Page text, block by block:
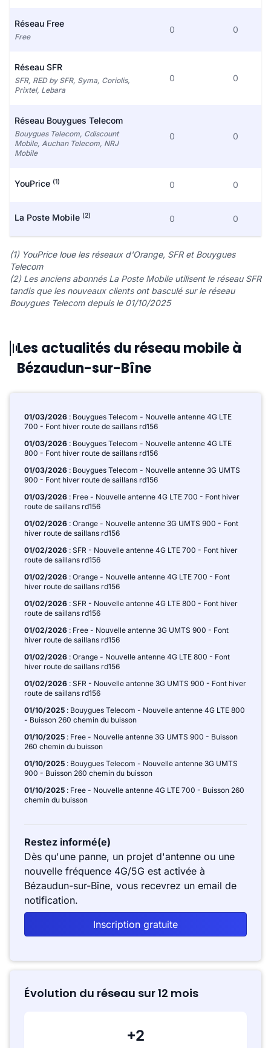
Réseau Free
Free
0 0
Réseau SFR
SFR, RED by SFR, Syma, Coriolis,
Prixtel, Lebara
0 0
Réseau Bouygues Telecom
Bouygues Telecom, Cdiscount
Mobile, Auchan Telecom, NRJ
Mobile
0 0
YouPrice (1) 0 0
La Poste Mobile (2) 0 0
(1) YouPrice loue les réseaux d'Orange, SFR et Bouygues
Telecom
(2) Les anciens abonnés La Poste Mobile utilisent le réseau SFR
tandis que les nouveaux clients ont basculé sur le réseau
Bouygues Telecom depuis le 01/10/2025
Les actualités du réseau mobile à
Bézaudun-sur-Bîne
01/03/2026 : Bouygues Telecom - Nouvelle antenne 4G LTE
700 - Font hiver route de saillans rd156
01/03/2026 : Bouygues Telecom - Nouvelle antenne 4G LTE
800 - Font hiver route de saillans rd156
01/03/2026 : Bouygues Telecom - Nouvelle antenne 3G UMTS
900 - Font hiver route de saillans rd156
01/03/2026 : Free - Nouvelle antenne 4G LTE 700 - Font hiver
route de saillans rd156
01/02/2026 : Orange - Nouvelle antenne 3G UMTS 900 - Font
hiver route de saillans rd156
01/02/2026 : SFR - Nouvelle antenne 4G LTE 700 - Font hiver
route de saillans rd156
01/02/2026 : Orange - Nouvelle antenne 4G LTE 700 - Font
hiver route de saillans rd156
01/02/2026 : SFR - Nouvelle antenne 4G LTE 800 - Font hiver
route de saillans rd156
01/02/2026 : Free - Nouvelle antenne 3G UMTS 900 - Font
hiver route de saillans rd156
01/02/2026 : Orange - Nouvelle antenne 4G LTE 800 - Font
hiver route de saillans rd156
01/02/2026 : SFR - Nouvelle antenne 3G UMTS 900 - Font hiver
route de saillans rd156
01/10/2025 : Bouygues Telecom - Nouvelle antenne 4G LTE 800
- Buisson 260 chemin du buisson
01/10/2025 : Free - Nouvelle antenne 3G UMTS 900 - Buisson
260 chemin du buisson
01/10/2025 : Bouygues Telecom - Nouvelle antenne 3G UMTS
900 - Buisson 260 chemin du buisson
01/10/2025 : Free - Nouvelle antenne 4G LTE 700 - Buisson 260
chemin du buisson
Restez informé(e)
Dès qu'une panne, un projet d'antenne ou une
nouvelle fréquence 4G/5G est activée à
Bézaudun-sur-Bîne, vous recevrez un email de
notification.
Inscription gratuite
Évolution du réseau sur 12 mois
+2